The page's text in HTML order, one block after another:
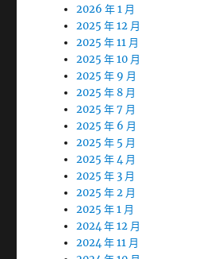
2026 年 1 月
2025 年 12 月
2025 年 11 月
2025 年 10 月
2025 年 9 月
2025 年 8 月
2025 年 7 月
2025 年 6 月
2025 年 5 月
2025 年 4 月
2025 年 3 月
2025 年 2 月
2025 年 1 月
2024 年 12 月
2024 年 11 月